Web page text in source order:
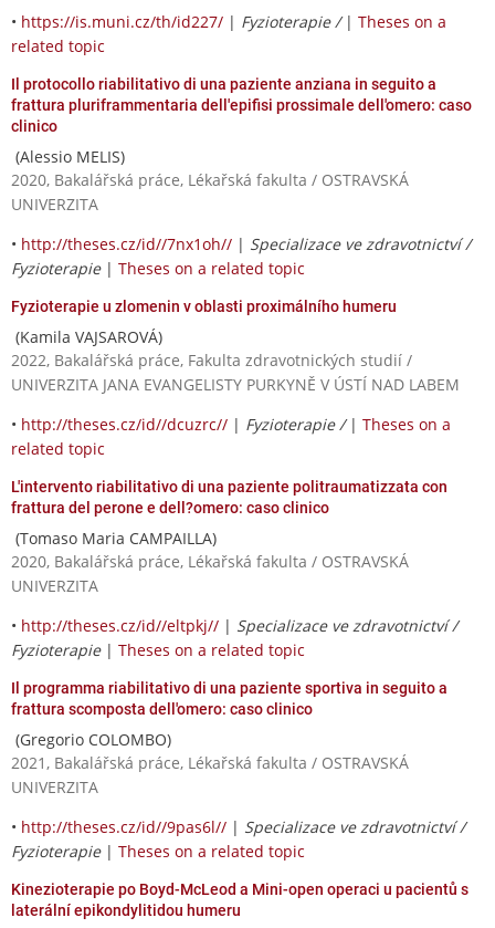
• https://is.muni.cz/th/id227/ | Fyzioterapie / | Theses on a
related topic
Il protocollo riabilitativo di una paziente anziana in seguito a
frattura pluriframmentaria dell'epifisi prossimale dell'omero: caso
clinico
(Alessio MELIS)
2020, Bakalářská práce, Lékařská fakulta / OSTRAVSKÁ
UNIVERZITA
• http://theses.cz/id//7nx1oh// | Specializace ve zdravotnictví /
Fyzioterapie| Theses on a related topic
Fyzioterapie u zlomenin v oblasti proximálního humeru
(Kamila VAJSAROVÁ)
2022, Bakalářská práce, Fakulta zdravotnických studií /
UNIVERZITA JANA EVANGELISTY PURKYNĚ V ÚSTÍ NAD LABEM
• http://theses.cz/id//dcuzrc// | Fyzioterapie / | Theses on a
related topic
L'intervento riabilitativo di una paziente politraumatizzata con
frattura del perone e dell?omero: caso clinico
(Tomaso Maria CAMPAILLA)
2020, Bakalářská práce, Lékařská fakulta / OSTRAVSKÁ
UNIVERZITA
• http://theses.cz/id//eltpkj// | Specializace ve zdravotnictví /
Fyzioterapie| Theses on a related topic
Il programma riabilitativo di una paziente sportiva in seguito a
frattura scomposta dell'omero: caso clinico
(Gregorio COLOMBO)
2021, Bakalářská práce, Lékařská fakulta / OSTRAVSKÁ
UNIVERZITA
• http://theses.cz/id//9pas6l// | Specializace ve zdravotnictví /
Fyzioterapie| Theses on a related topic
Kinezioterapie po Boyd-McLeod a Mini-open operaci u pacientů s
laterální epikondylitidou humeru